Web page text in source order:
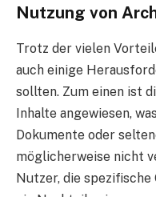
Nutzung von
Trotz der vielen
auch einige
sollten. Zum einen ist
Inhalte angewiesen,
Dokumente oder
möglicherweise nicht
Nutzer, die